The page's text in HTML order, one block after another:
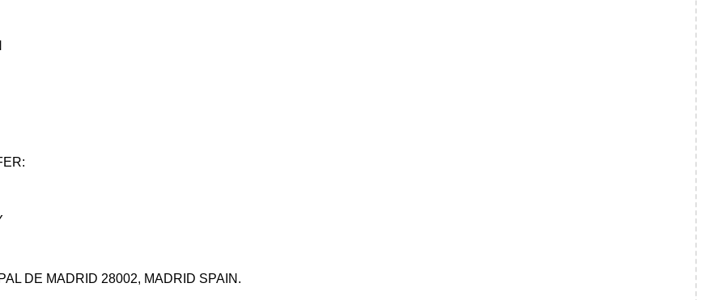
DE MADRID 28002, MADRID SPAIN.